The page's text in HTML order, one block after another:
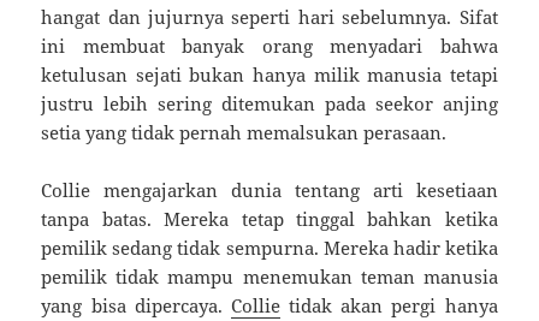
hangat dan jujurnya seperti hari sebelumnya. Sifat
ini membuat banyak orang menyadari bahwa
ketulusan sejati bukan hanya milik manusia tetapi
justru lebih sering ditemukan pada seekor anjing
setia yang tidak pernah memalsukan perasaan.
Collie mengajarkan dunia tentang arti kesetiaan
tanpa batas. Mereka tetap tinggal bahkan ketika
pemilik sedang tidak sempurna. Mereka hadir ketika
pemilik tidak mampu menemukan teman manusia
yang bisa dipercaya. Collietidak akan pergi hanya